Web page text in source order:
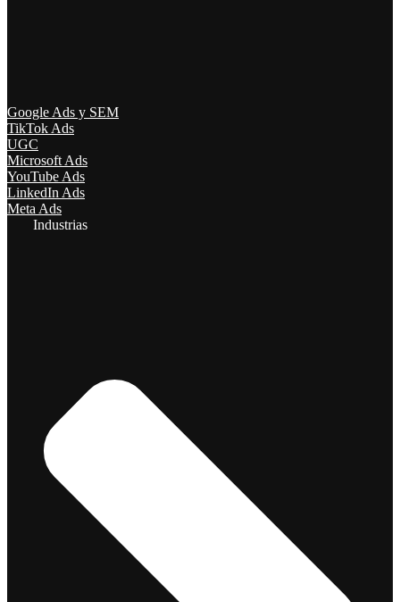
Google Ads y SEM
TikTok Ads
UGC
Microsoft Ads
YouTube Ads
LinkedIn Ads
Meta Ads
Industrias